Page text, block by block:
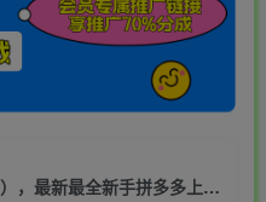
轻语拼多多2023年合集（1-4月），最新最全新手拼多多上手课程